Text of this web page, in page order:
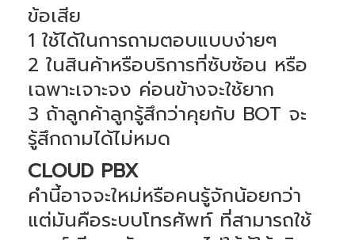
ข้อเสีย
1 ใช้ได้ในการถามตอบแบบง่ายๆ
2 ในสินค้าหรือบริการที่ซับซ้อน หรือ
เฉพาะเจาะจง ค่อนข้างจะใช้ยาก
3 ถ้าลูกค้าลูกรู้สึกว่าคุยกับ BOT จะ
รู้สึกถามได้ไม่หมด
CLOUD PBX
คำนี้อาจจะใหม่หรือคนรู้จักน้อยกว่า
แต่มันคือระบบโทรศัพท์ ที่สามารถใช้